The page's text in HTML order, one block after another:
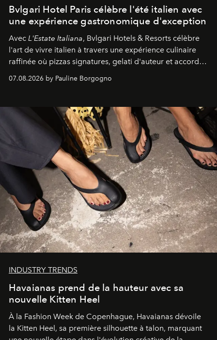
Bvlgari Hotel Paris célèbre l'été italien avec
une expérience gastronomique d'exception
Avec L'Estate Italiana, Bvlgari Hotels & Resorts célèbre
l'art de vivre italien à travers une expérience culinaire
raffinée où pizzas signatures, gelati d'auteur et accords
07.08.2026 by Pauline Borgogno
INDUSTRY TRENDS
Havaianas prend de la hauteur avec sa
nouvelle Kitten Heel
À la Fashion Week de Copenhague, Havaianas dévoile
la Kitten Heel, sa première silhouette à talon, marquant